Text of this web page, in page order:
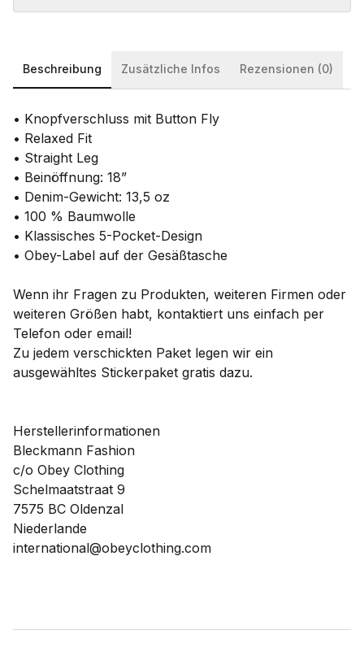
Beschreibung Zusätzliche Infos Rezensionen (0)
• Knopfverschluss mit Button Fly
• Relaxed Fit
• Straight Leg
• Beinöffnung: 18”
• Denim-Gewicht: 13,5 oz
• 100 % Baumwolle
• Klassisches 5-Pocket-Design
• Obey-Label auf der Gesäßtasche
Wenn ihr Fragen zu Produkten, weiteren Firmen oder
weiteren Größen habt, kontaktiert uns einfach per
Telefon oder email!
Zu jedem verschickten Paket legen wir ein
ausgewähltes Stickerpaket gratis dazu.
Herstellerinformationen
Bleckmann Fashion
c/o Obey Clothing
Schelmaatstraat 9
7575 BC Oldenzal
Niederlande
international@obeyclothing.com